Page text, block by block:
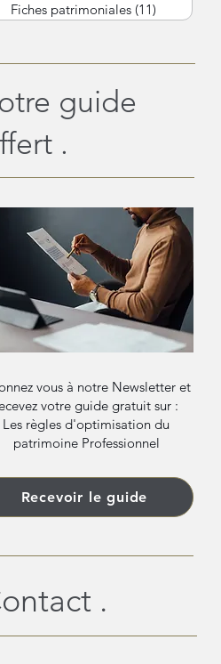
Fiches patrimoniales (11) 11 posts
guide
.
vous à notre Newsletter et
votre guide gratuit sur :
Les règles d'optimisation du
patrimoine Professionnel
Recevoir le guide
.